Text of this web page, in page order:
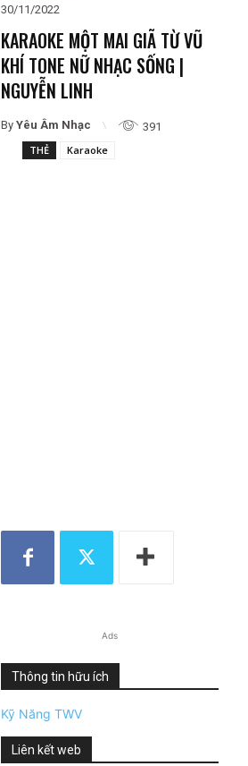
30/11/2022
KARAOKE MỘT MAI GIÃ TỪ VŨ
KHÍ TONE NỮ NHẠC SỐNG |
NGUYỄN LINH
By Yêu Âm Nhạc
391
THẺ
Karaoke
Ads
Thông tin hữu ích
Kỹ Năng TWV
Liên kết web